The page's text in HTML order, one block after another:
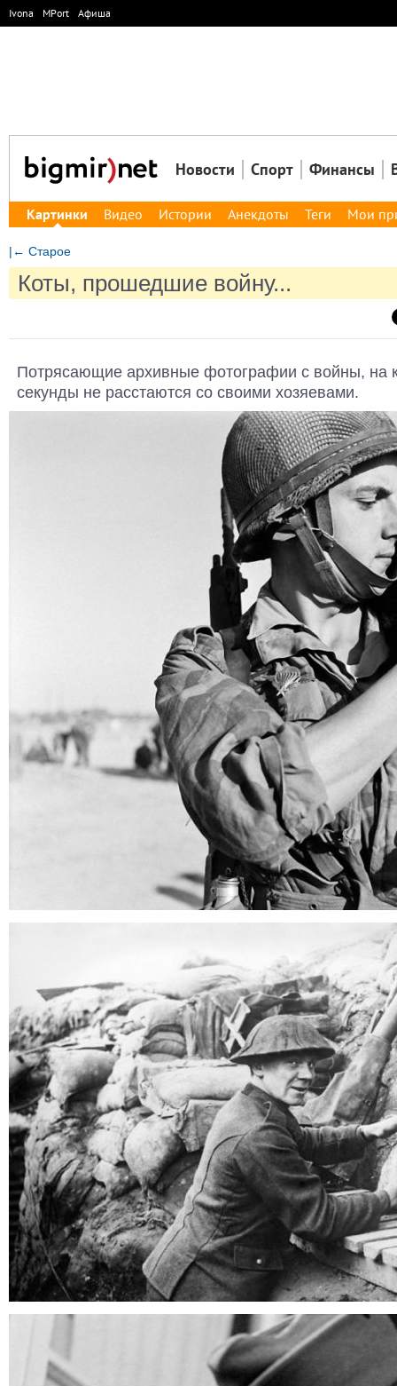
Ivona MPort Афиша
Новости Спорт Финансы
Картинки Видео Истории Анекдоты Теги Мои
|← Старое
Коты, прошедшие войну...
Потрясающие архивные фотографии с войны, на
секунды не расстаются со своими хозяевами.